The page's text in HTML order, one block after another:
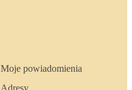
Moje powiadomienia